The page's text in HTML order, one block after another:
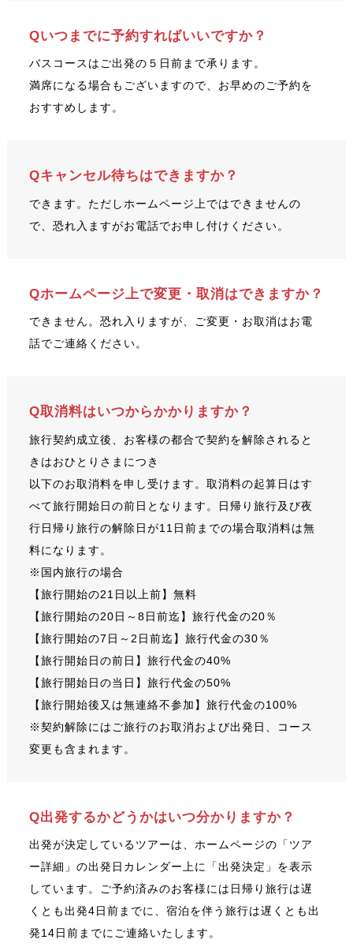
Qいつまでに予約すればいいですか？
バスコースはご出発の５日前まで承ります。
満席になる場合もございますので、お早めのご予約を
おすすめします。
Qキャンセル待ちはできますか？
できます。ただしホームページ上ではできませんの
で、恐れ入ますがお電話でお申し付けください。
Qホームページ上で変更・取消はできますか？
できません。恐れ入りますが、ご変更・お取消はお電
話でご連絡ください。
Q取消料はいつからかかりますか？
旅行契約成立後、お客様の都合で契約を解除されると
きはおひとりさまにつき
以下のお取消料を申し受けます。取消料の起算日はす
べて旅行開始日の前日となります。日帰り旅行及び夜
行日帰り旅行の解除日が11日前までの場合取消料は無
料になります。
※国内旅行の場合
【旅行開始の21日以上前】無料
【旅行開始の20日～8日前迄】旅行代金の20％
【旅行開始の7日～2日前迄】旅行代金の30％
【旅行開始日の前日】旅行代金の40%
【旅行開始日の当日】旅行代金の50%
【旅行開始後又は無連絡不参加】旅行代金の100%
※契約解除にはご旅行のお取消および出発日、コース
変更も含まれます。
Q出発するかどうかはいつ分かりますか？
出発が決定しているツアーは、ホームページの「ツア
ー詳細」の出発日カレンダー上に「出発決定」を表示
しています。ご予約済みのお客様には日帰り旅行は遅
くとも出発4日前までに、宿泊を伴う旅行は遅くとも出
発14日前までにご連絡いたします。